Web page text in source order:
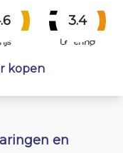
3.4
Levering
kopen
en